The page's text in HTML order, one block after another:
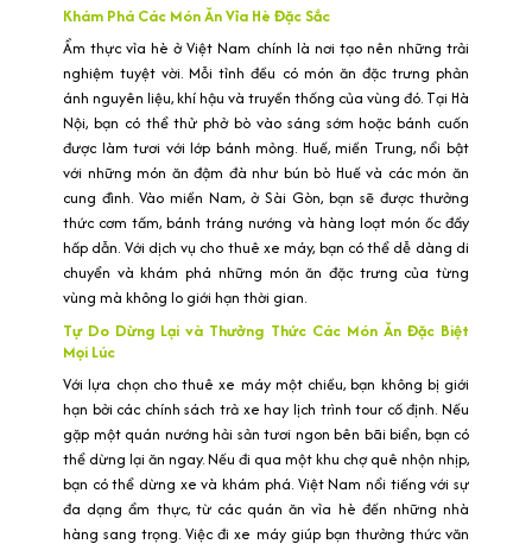
Khám Phá Các Món Ăn Vỉa Hè Đặc Sắc
Ẩm thực vỉa hè ở Việt Nam chính là nơi tạo nên những trải
nghiệm tuyệt vời. Mỗi tỉnh đều có món ăn đặc trưng phản
ánh nguyên liệu, khí hậu và truyền thống của vùng đó. Tại Hà
Nội, bạn có thể thử phở bò vào sáng sớm hoặc bánh cuốn
được làm tươi với lớp bánh mỏng. Huế, miền Trung, nổi bật
với những món ăn đậm đà như bún bò Huế và các món ăn
cung đình. Vào miền Nam, ở Sài Gòn, bạn sẽ được thưởng
thức cơm tấm, bánh tráng nướng và hàng loạt món ốc đầy
hấp dẫn. Với dịch vụ cho thuê xe máy, bạn có thể dễ dàng di
chuyển và khám phá những món ăn đặc trưng của từng
vùng mà không lo giới hạn thời gian.
Tự Do Dừng Lại và Thưởng Thức Các Món Ăn Đặc Biệt
Mọi Lúc
Với lựa chọn cho thuê xe máy một chiều, bạn không bị giới
hạn bởi các chính sách trả xe hay lịch trình tour cố định. Nếu
gặp một quán nướng hải sản tươi ngon bên bãi biển, bạn có
thể dừng lại ăn ngay. Nếu đi qua một khu chợ quê nhộn nhịp,
bạn có thể dừng xe và khám phá. Việt Nam nổi tiếng với sự
đa dạng ẩm thực, từ các quán ăn vỉa hè đến những nhà
hàng sang trọng. Việc đi xe máy giúp bạn thưởng thức văn